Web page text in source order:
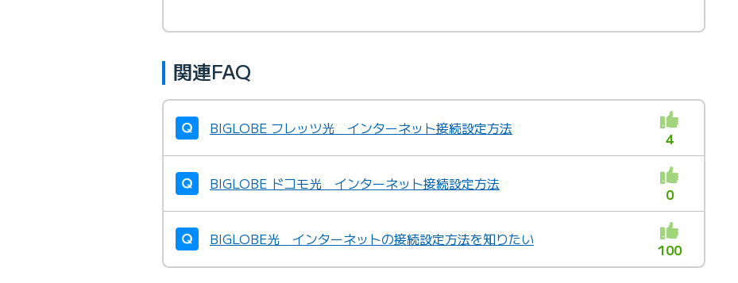
関連FAQ
BIGLOBE フレッツ光 インターネット接続設定方法
4
BIGLOBE ドコモ光 インターネット接続設定方法
0
BIGLOBE光 インターネットの接続設定方法を知りたい
100